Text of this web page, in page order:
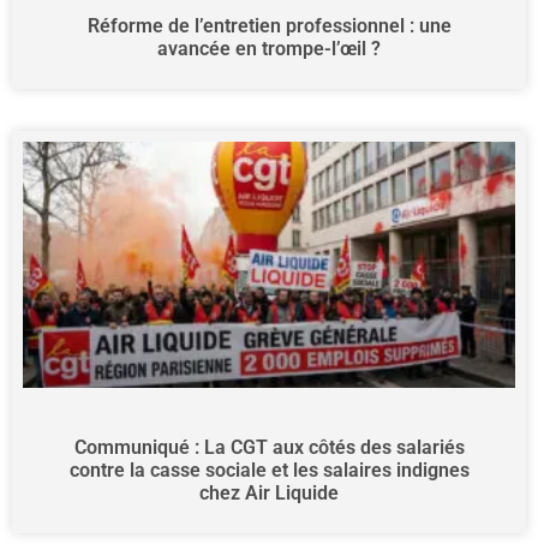
Réforme de l’entretien professionnel : une
avancée en trompe-l’œil ?
Communiqué : La CGT aux côtés des salariés
contre la casse sociale et les salaires indignes
chez Air Liquide